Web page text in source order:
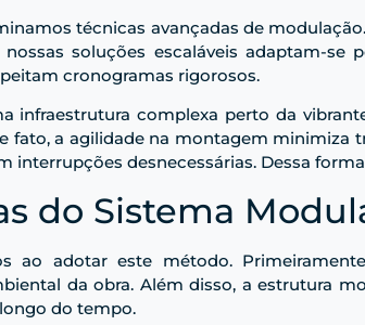
técnicas avançadas de
soluções escaláveis adaptam-se
cronogramas rigorosos.
infraestrutura complexa perto da
fato, a agilidade na montagem minimiza
interrupções desnecessárias. Dessa
do Sistema
ao adotar este método.
da obra. Além disso, a estrutura
do tempo.